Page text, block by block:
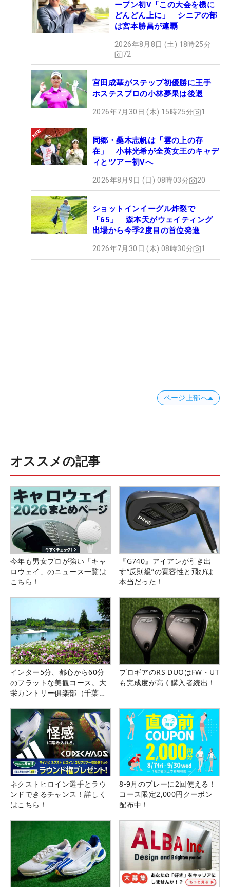
ープン初V「この大会を機に
どんどん上に」 シニアの部
は宮本勝昌が連覇
2026年8月8日 (土) 18時25分
72
宮田成華がステップ初優勝に王手
ホステスプロの小林夢果は後退
2026年7月30日 (木) 15時25分 1
同郷・桑木志帆は「雲の上の存
在」 小林光希が全英女王のキャデ
ィとツアー初Vへ
2026年8月9日 (日) 08時03分 20
ショットインイーグル炸裂で
「65」 森本天がウェイティング
出場から今季2度目の首位発進
2026年7月30日 (木) 08時30分 1
ページ上部へ
オススメの記事
今年も男女プロが強い「キャ
ロウェイ」のニュース一覧は
こちら！
『G740』アイアンが引き出
す“反則級”の寛容性と飛びは
本当だった！
インター5分、都心から60分
のフラットな美観コース。大
栄カントリー俱楽部（千葉
プロギアのRS DUOはFW・UT
も完成度が高く購入者続出！
ネクストヒロイン選手とラウ
ンドできるチャンス！詳しく
はこちら！
8-9月のプレーに2回使える！
コース限定2,000円クーポン
配布中！